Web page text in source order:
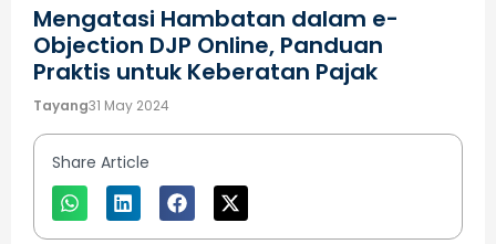
Mengatasi Hambatan dalam e-
Objection DJP Online, Panduan
Praktis untuk Keberatan Pajak
Tayang31 May 2024
Share Article